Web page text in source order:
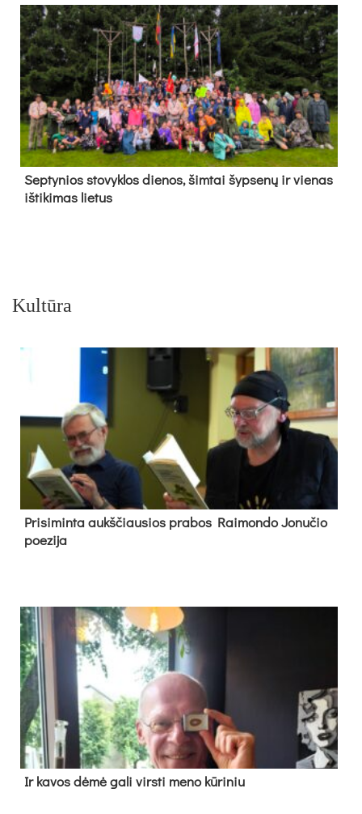
Sep­ty­nios sto­vyk­los die­nos, šim­tai šyp­se­nų ir vie­nas
iš­ti­ki­mas lie­tus
Kultūra
Pri­si­min­ta aukš­čiau­sios pra­bos Rai­mon­do Jo­nu­čio
poe­zi­ja
Ir ka­vos dė­mė ga­li virs­ti me­no kū­ri­niu